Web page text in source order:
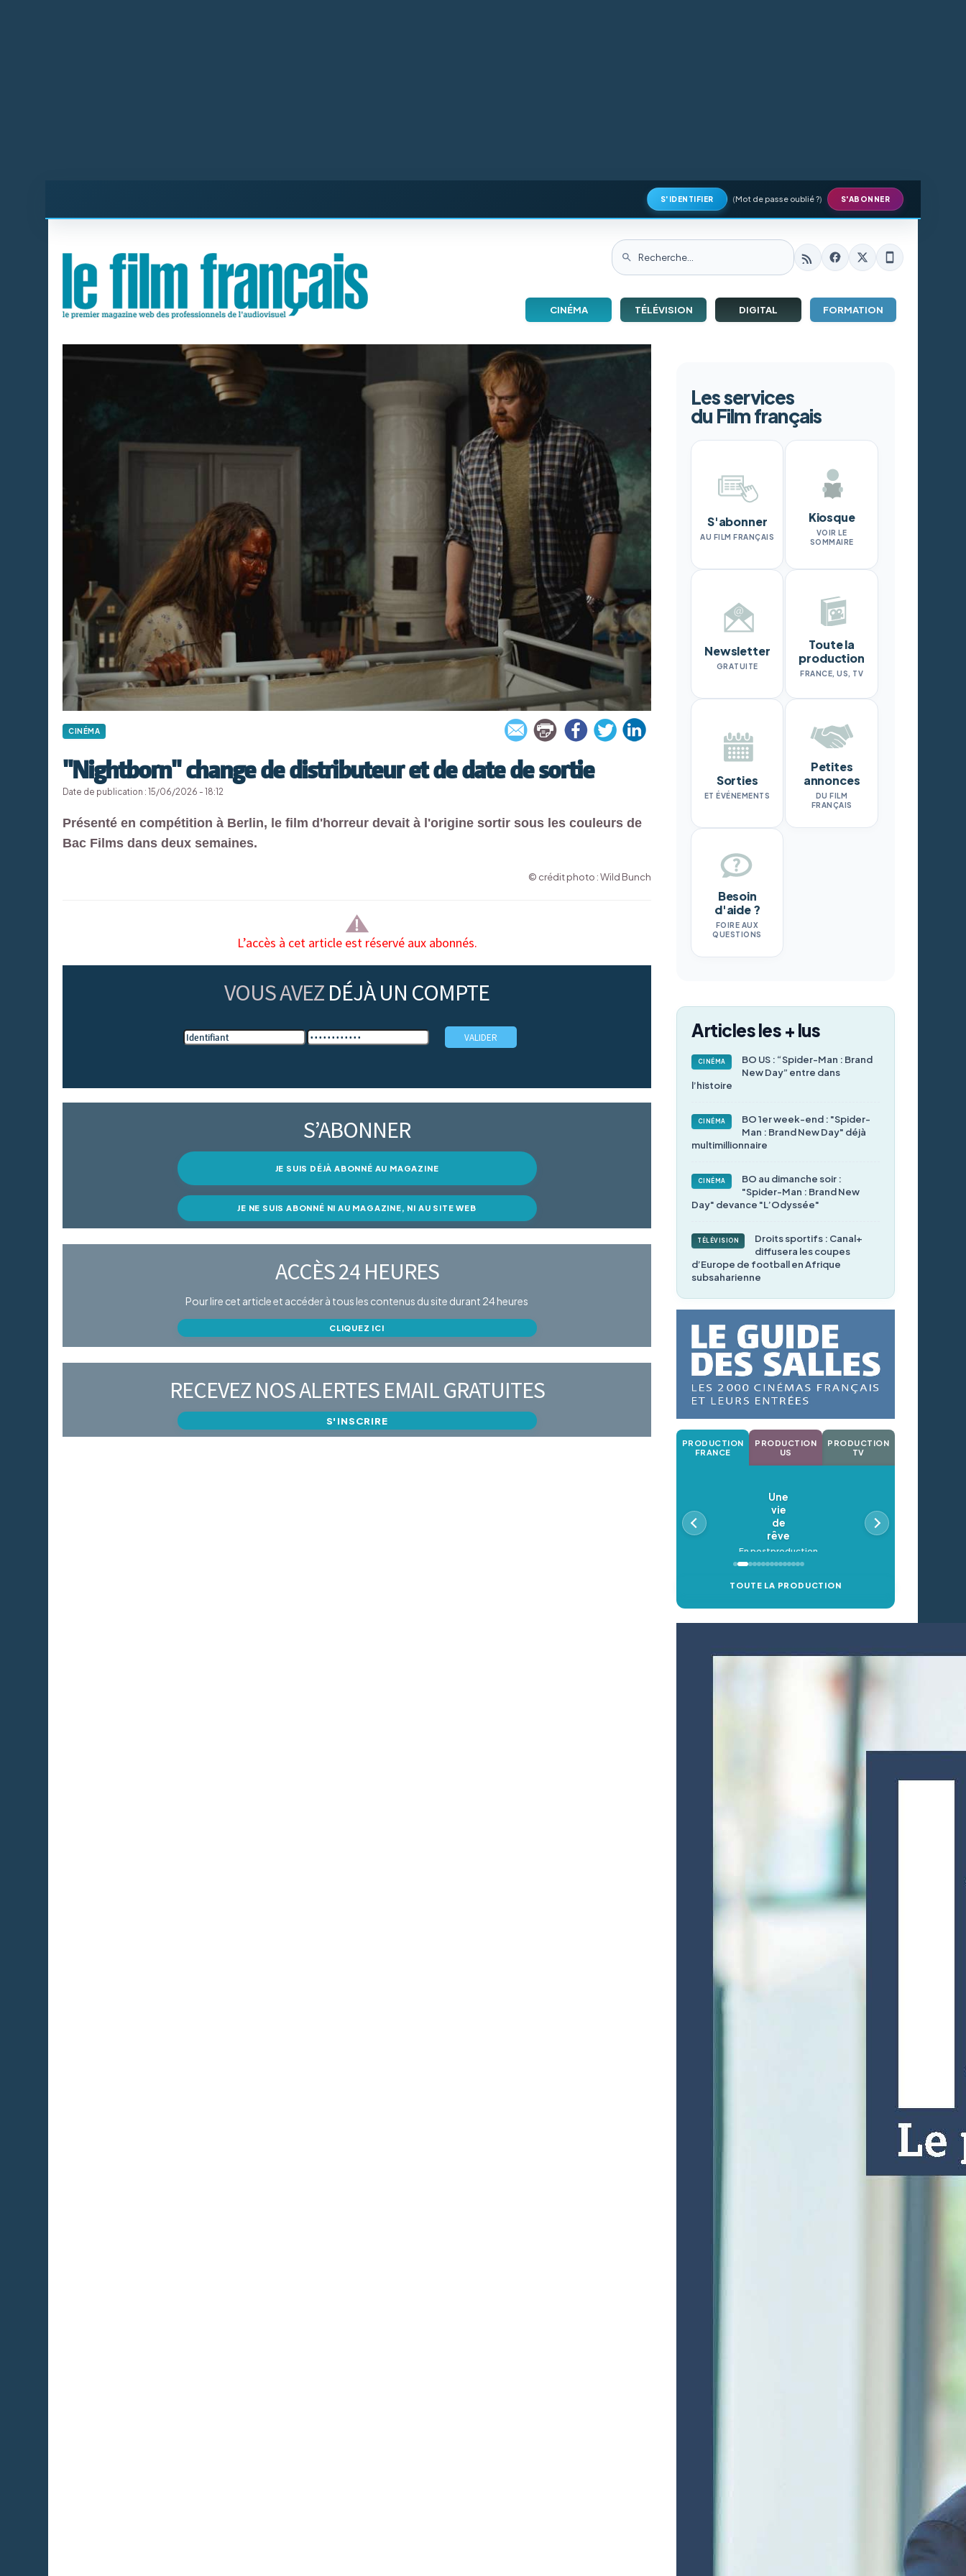
S'IDENTIFIER (Mot de passe oublié ?) S'ABONNER
CINÉMA TÉLÉVISION DIGITAL FORMATION
CINÉMA
"Nightborn" change de distributeur et de date de sortie
Date de publication : 15/06/2026 - 18:12
Présenté en compétition à Berlin, le film d'horreur devait à l'origine sortir sous les couleurs de
Bac Films dans deux semaines.
© crédit photo : Wild Bunch
L’accès à cet article est réservé aux abonnés.
VOUS AVEZ DÉJÀ UN COMPTE
S’ABONNER
JE SUIS DÉJÀ ABONNÉ AU MAGAZINE
JE NE SUIS ABONNÉ NI AU MAGAZINE, NI AU SITE WEB
ACCÈS 24 HEURES
Pour lire cet article et accéder à tous les contenus du site durant 24 heures
CLIQUEZ ICI
RECEVEZ NOS ALERTES EMAIL GRATUITES
S'INSCRIRE
Les services
du Film français
S'abonner
AU FILM FRANÇAIS
Kiosque
VOIR LE
SOMMAIRE
Newsletter
GRATUITE
Toute la
production
FRANCE, US, TV
Sorties
ET ÉVÉNEMENTS
Petites
annonces
DU FILM
FRANÇAIS
Besoin
d'aide ?
FOIRE AUX
QUESTIONS
Articles les + lus
CINÉMA
BO US : “Spider-Man : Brand
New Day” entre dans
l’histoire
CINÉMA
BO 1er week-end : "Spider-
Man : Brand New Day" déjà
multimillionnaire
CINÉMA
BO au dimanche soir :
"Spider-Man : Brand New
Day" devance "L’Odyssée"
TÉLÉVISION
Droits sportifs : Canal+
diffusera les coupes
d’Europe de football en Afrique
subsaharienne
PRODUCTION
FRANCE
PRODUCTION
US
PRODUCTION
TV
Une
vie
de
rêve
En postproduction
TOUTE LA PRODUCTION